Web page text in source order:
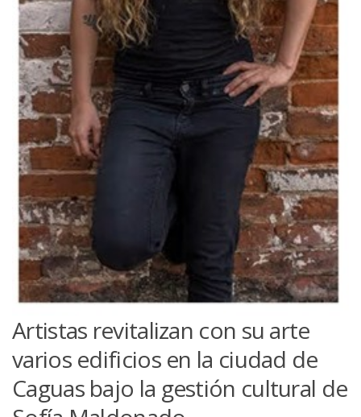
Artistas revitalizan con su arte
varios edificios en la ciudad de
Caguas bajo la gestión cultural de